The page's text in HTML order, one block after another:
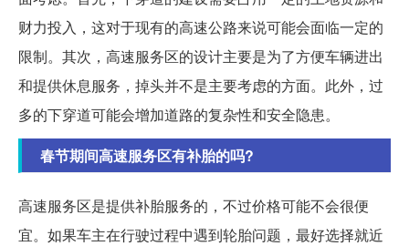
财力投入，这对于现有的高速公路来说可能会面临一定的
限制。其次，高速服务区的设计主要是为了方便车辆进出
和提供休息服务，掉头并不是主要考虑的方面。此外，过
多的下穿道可能会增加道路的复杂性和安全隐患。
春节期间高速服务区有补胎的吗?
高速服务区是提供补胎服务的，不过价格可能不会很便
宜。如果车主在行驶过程中遇到轮胎问题，最好选择就近